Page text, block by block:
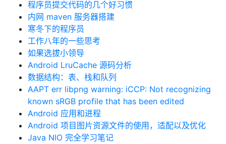
程序员提交代码的几个好习惯
内网 maven 服务器搭建
寒冬下的程序员
工作八年的一些思考
如果选拔小领导
Android LruCache 源码分析
数据结构：表、栈和队列
AAPT err libpng warning: iCCP: Not recognizing
known sRGB profile that has been edited
Android 应用和进程
Android 项目图片资源文件的使用，适配以及优化
Java NIO 完全学习笔记